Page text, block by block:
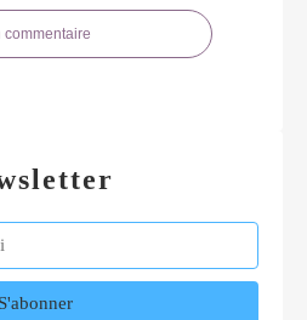
commentaire